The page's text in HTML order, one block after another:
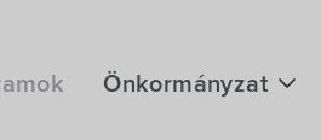
Önkormányzat